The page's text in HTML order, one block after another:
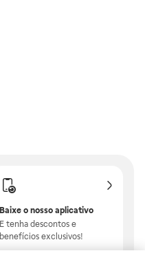
Baixe o nosso aplicativo
E tenha descontos e
benefícios exclusivos!